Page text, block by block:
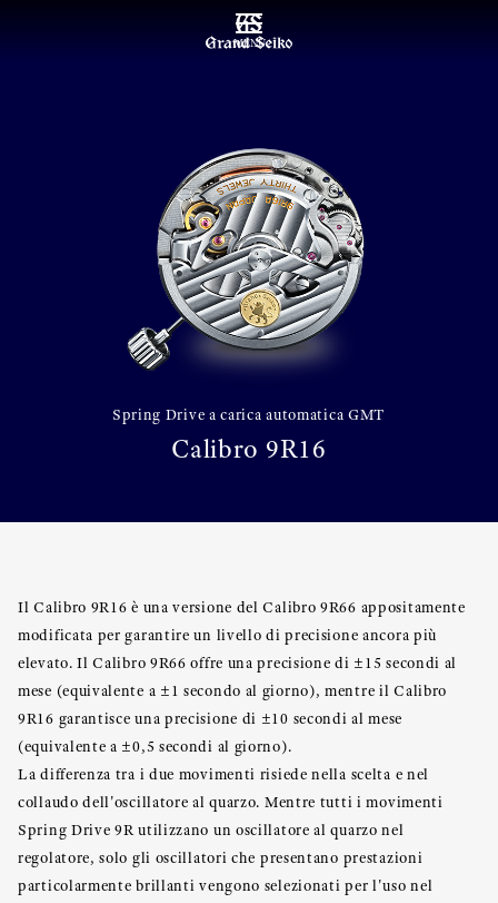
MENU
Spring Drive a carica automatica GMT
Calibro 9R16
Il Calibro 9R16 è una versione del Calibro 9R66 appositamente
modificata per garantire un livello di precisione ancora più
elevato. Il Calibro 9R66 offre una precisione di ±15 secondi al
mese (equivalente a ±1 secondo al giorno), mentre il Calibro
9R16 garantisce una precisione di ±10 secondi al mese
(equivalente a ±0,5 secondi al giorno).
La differenza tra i due movimenti risiede nella scelta e nel
collaudo dell'oscillatore al quarzo. Mentre tutti i movimenti
Spring Drive 9R utilizzano un oscillatore al quarzo nel
regolatore, solo gli oscillatori che presentano prestazioni
particolarmente brillanti vengono selezionati per l'uso nel